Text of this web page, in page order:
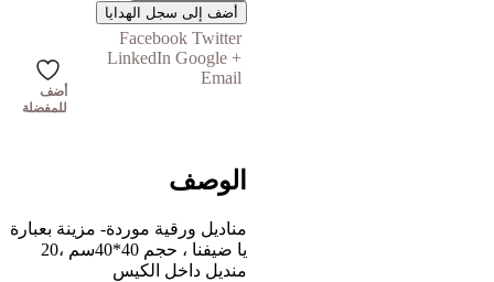
أضف إلى سجل الهدايا
Facebook Twitter
LinkedIn Google +
Email
أضف
للمفضلة
الوصف
مناديل ورقية موردة- مزينة بعبارة
يا ضيفنا ، حجم 40*40سم ،20
منديل داخل الكيس